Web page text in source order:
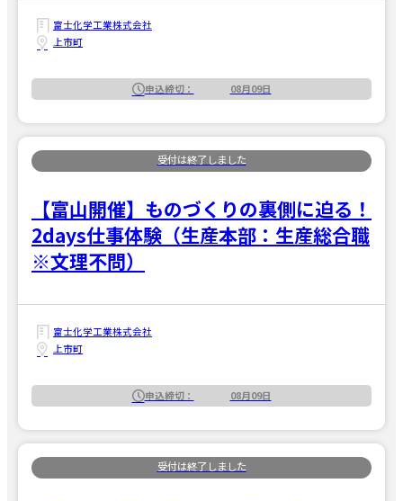
富士化学工業株式会社
上市町
申込締切： 08月09日
【富山開催】ものづくりの裏側に迫る！
2days仕事体験（生産本部：生産総合職
※文理不問）
富士化学工業株式会社
上市町
申込締切： 08月09日